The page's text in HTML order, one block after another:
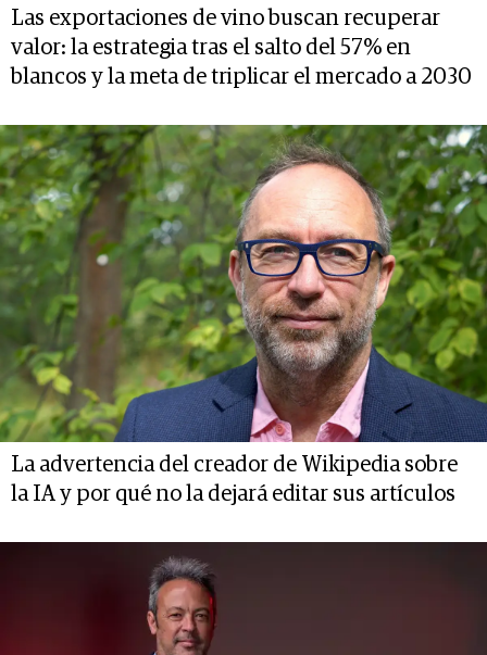
Las exportaciones de vino buscan recuperar
valor: la estrategia tras el salto del 57% en
blancos y la meta de triplicar el mercado a 2030
La advertencia del creador de Wikipedia sobre
la IA y por qué no la dejará editar sus artículos